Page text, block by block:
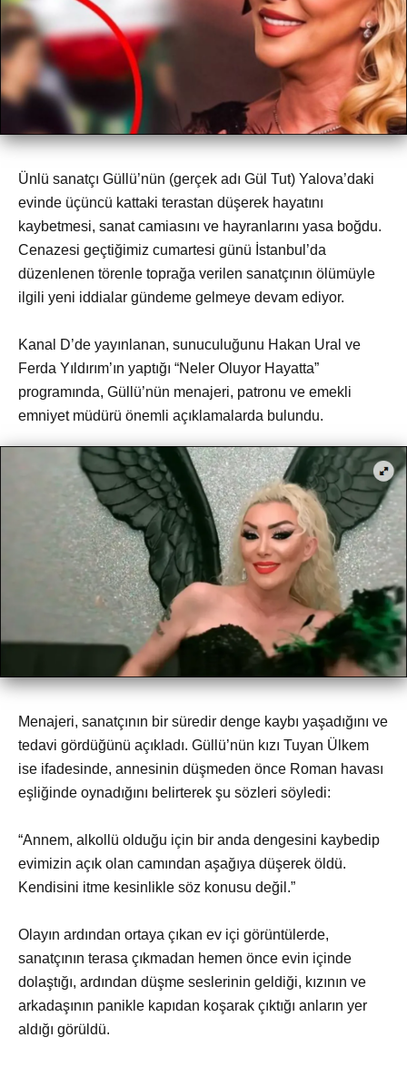
Ünlü sanatçı Güllü’nün (gerçek adı Gül Tut) Yalova’daki
evinde üçüncü kattaki terastan düşerek hayatını
kaybetmesi, sanat camiasını ve hayranlarını yasa boğdu.
Cenazesi geçtiğimiz cumartesi günü İstanbul’da
düzenlenen törenle toprağa verilen sanatçının ölümüyle
ilgili yeni iddialar gündeme gelmeye devam ediyor.
Kanal D’de yayınlanan, sunuculuğunu Hakan Ural ve
Ferda Yıldırım’ın yaptığı “Neler Oluyor Hayatta”
programında, Güllü’nün menajeri, patronu ve emekli
emniyet müdürü önemli açıklamalarda bulundu.
Menajeri, sanatçının bir süredir denge kaybı yaşadığını ve
tedavi gördüğünü açıkladı. Güllü’nün kızı Tuyan Ülkem
ise ifadesinde, annesinin düşmeden önce Roman havası
eşliğinde oynadığını belirterek şu sözleri söyledi:
“Annem, alkollü olduğu için bir anda dengesini kaybedip
evimizin açık olan camından aşağıya düşerek öldü.
Kendisini itme kesinlikle söz konusu değil.”
Olayın ardından ortaya çıkan ev içi görüntülerde,
sanatçının terasa çıkmadan hemen önce evin içinde
dolaştığı, ardından düşme seslerinin geldiği, kızının ve
arkadaşının panikle kapıdan koşarak çıktığı anların yer
aldığı görüldü.